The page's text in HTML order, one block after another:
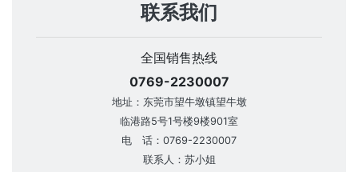
联系我们
全国销售热线
0769-2230007
地址：东莞市望牛墩镇望牛墩
临港路5号1号楼9楼901室
电 话：0769-2230007
联系人：苏小姐